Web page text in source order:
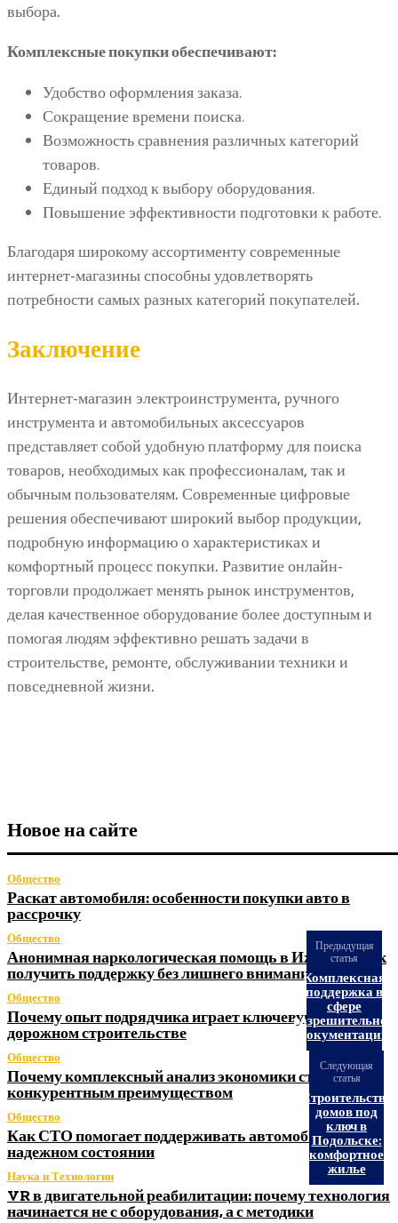
выбора.
Комплексные покупки обеспечивают:
Удобство оформления заказа.
Сокращение времени поиска.
Возможность сравнения различных категорий
товаров.
Единый подход к выбору оборудования.
Повышение эффективности подготовки к работе.
Благодаря широкому ассортименту современные
интернет-магазины способны удовлетворять
потребности самых разных категорий покупателей.
Заключение
Интернет-магазин электроинструмента, ручного
инструмента и автомобильных аксессуаров
представляет собой удобную платформу для поиска
товаров, необходимых как профессионалам, так и
обычным пользователям. Современные цифровые
решения обеспечивают широкий выбор продукции,
подробную информацию о характеристиках и
комфортный процесс покупки. Развитие онлайн-
торговли продолжает менять рынок инструментов,
делая качественное оборудование более доступным и
помогая людям эффективно решать задачи в
строительстве, ремонте, обслуживании техники и
повседневной жизни.
Новое на сайте
Общество
Раскат автомобиля: особенности покупки авто в
рассрочку
Общество
Анонимная наркологическая помощь в Ижевске: как
получить поддержку без лишнего внимания
Общество
Почему опыт подрядчика играет ключевую роль в
дорожном строительстве
Общество
Почему комплексный анализ экономики становится
конкурентным преимуществом
Общество
Как СТО помогает поддерживать автомобиль в
надежном состоянии
Наука и Технологии
VR в двигательной реабилитации: почему технология
начинается не с оборудования, а с методики
Предыдущая
статья
Комплексная
поддержка в
сфере
разрешительной
документации
Следующая
статья
Строительство
домов под
ключ в
Подольске:
комфортное
жилье